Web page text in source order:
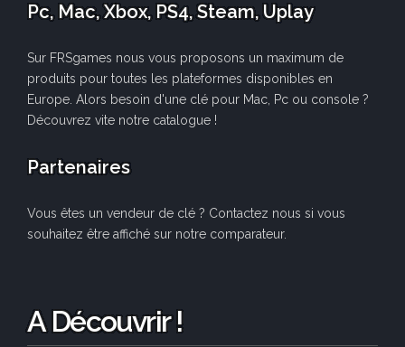
Pc, Mac, Xbox, PS4, Steam, Uplay
Sur FRSgames nous vous proposons un maximum de
produits pour toutes les plateformes disponibles en
Europe. Alors besoin d'une clé pour Mac, Pc ou console ?
Découvrez vite notre catalogue !
Partenaires
Vous êtes un vendeur de clé ? Contactez nous si vous
souhaitez être affiché sur notre comparateur.
A Découvrir !